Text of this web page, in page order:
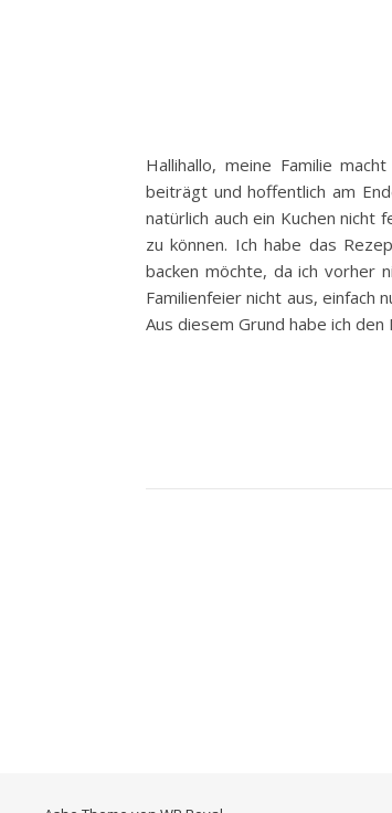
Hallihallo, meine Familie
beiträgt und hoffentlich am
natürlich auch ein Kuchen
zu können. Ich habe das
backen möchte, da ich vorher
Familienfeier nicht aus, einfach
Aus diesem Grund habe ich